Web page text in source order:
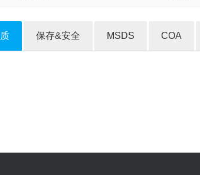
保存&安全 MSDS COA